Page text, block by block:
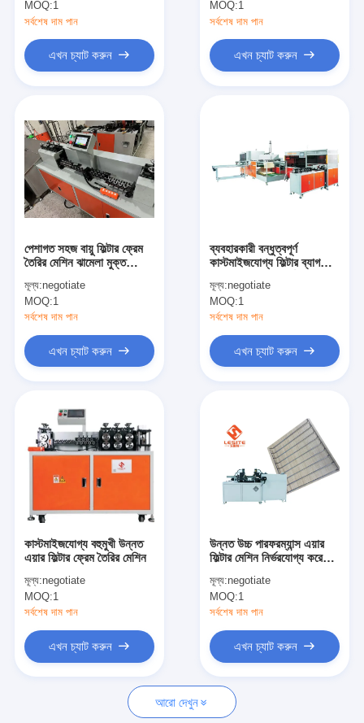
পণ্য
গুণমান নিয়ন্ত্রণ
আমাদের সাথে যোগাযোগ
খবর
MOQ:1
সর্বশেষ দাম পান
এখন চ্যাট করুন
MOQ:1
সর্বশেষ দাম পান
এখন চ্যাট করুন
পেশাগত সহজ বায়ু ফিল্টার ফ্রেম
তৈরির মেশিন ঝামেলা মুক্ত
মূল্য:negotiate
MOQ:1
সর্বশেষ দাম পান
এখন চ্যাট করুন
ব্যবহারকারী বন্ধুত্বপূর্ণ
কাস্টমাইজযোগ্য ফিল্টার ব্যাগ
মূল্য:negotiate
MOQ:1
সর্বশেষ দাম পান
এখন চ্যাট করুন
কাস্টমাইজযোগ্য বহুমুখী উন্নত
এয়ার ফিল্টার ফ্রেম তৈরির মেশিন
মূল্য:negotiate
MOQ:1
সর্বশেষ দাম পান
এখন চ্যাট করুন
উন্নত উচ্চ পারফরম্যান্স এয়ার
ফিল্টার মেশিন নির্ভরযোগ্য করে
মূল্য:negotiate
MOQ:1
সর্বশেষ দাম পান
এখন চ্যাট করুন
আরো দেখুন